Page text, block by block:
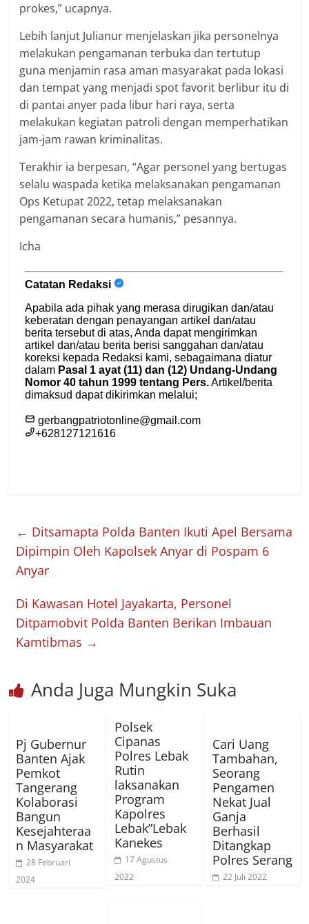
prokes,” ucapnya.
Lebih lanjut Julianur menjelaskan jika personelnya
melakukan pengamanan terbuka dan tertutup
guna menjamin rasa aman masyarakat pada lokasi
dan tempat yang menjadi spot favorit berlibur itu di
di pantai anyer pada libur hari raya, serta
melakukan kegiatan patroli dengan memperhatikan
jam-jam rawan kriminalitas.
Terakhir ia berpesan, “Agar personel yang bertugas
selalu waspada ketika melaksanakan pengamanan
Ops Ketupat 2022, tetap melaksanakan
pengamanan secara humanis,” pesannya.
Icha
← Ditsamapta Polda Banten Ikuti Apel Bersama
Dipimpin Oleh Kapolsek Anyar di Pospam 6
Anyar
Di Kawasan Hotel Jayakarta, Personel
Ditpamobvit Polda Banten Berikan Imbauan
Kamtibmas →
Anda Juga Mungkin Suka
Pj Gubernur
Banten Ajak
Pemkot
Tangerang
Kolaborasi
Bangun
Kesejahteraa
n Masyarakat
28 Februari
2024
Polsek
Cipanas
Polres Lebak
Rutin
laksanakan
Program
Kapolres
Lebak”Lebak
Kanekes
17 Agustus
2022
Cari Uang
Tambahan,
Seorang
Pengamen
Nekat Jual
Ganja
Berhasil
Ditangkap
Polres Serang
22 Juli 2022